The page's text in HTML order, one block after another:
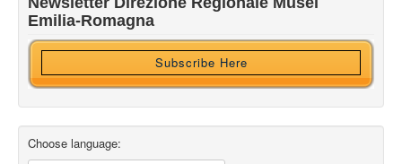
Emilia-Romagna
Subscribe Here
Ricevi HTML?
Choose language: